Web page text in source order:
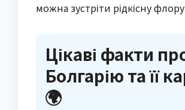
можна зустріти рідкісну
Цікаві факти
Болгарію та її
🌍